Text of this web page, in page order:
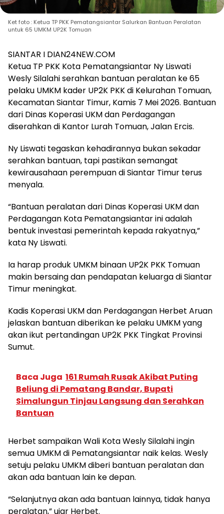
Ket foto : Ketua TP PKK Pematangsiantar Salurkan Bantuan Peralatan
untuk 65 UMKM UP2K Tomuan
SIANTAR I DIAN24NEW.COM
Ketua TP PKK Kota Pematangsiantar Ny Liswati
Wesly Silalahi serahkan bantuan peralatan ke 65
pelaku UMKM kader UP2K PKK di Kelurahan Tomuan,
Kecamatan Siantar Timur, Kamis 7 Mei 2026. Bantuan
dari Dinas Koperasi UKM dan Perdagangan
diserahkan di Kantor Lurah Tomuan, Jalan Ercis.
Ny Liswati tegaskan kehadirannya bukan sekadar
serahkan bantuan, tapi pastikan semangat
kewirausahaan perempuan di Siantar Timur terus
menyala.
“Bantuan peralatan dari Dinas Koperasi UKM dan
Perdagangan Kota Pematangsiantar ini adalah
bentuk investasi pemerintah kepada rakyatnya,”
kata Ny Liswati.
Ia harap produk UMKM binaan UP2K PKK Tomuan
makin bersaing dan pendapatan keluarga di Siantar
Timur meningkat.
Kadis Koperasi UKM dan Perdagangan Herbet Aruan
jelaskan bantuan diberikan ke pelaku UMKM yang
akan ikut pertandingan UP2K PKK Tingkat Provinsi
Sumut.
Baca Juga 161 Rumah Rusak Akibat Puting
Beliung di Pematang Bandar, Bupati
Simalungun Tinjau Langsung dan Serahkan
Bantuan
Herbet sampaikan Wali Kota Wesly Silalahi ingin
semua UMKM di Pematangsiantar naik kelas. Wesly
setuju pelaku UMKM diberi bantuan peralatan dan
akan ada bantuan lain ke depan.
“Selanjutnya akan ada bantuan lainnya, tidak hanya
peralatan,” ujar Herbet.